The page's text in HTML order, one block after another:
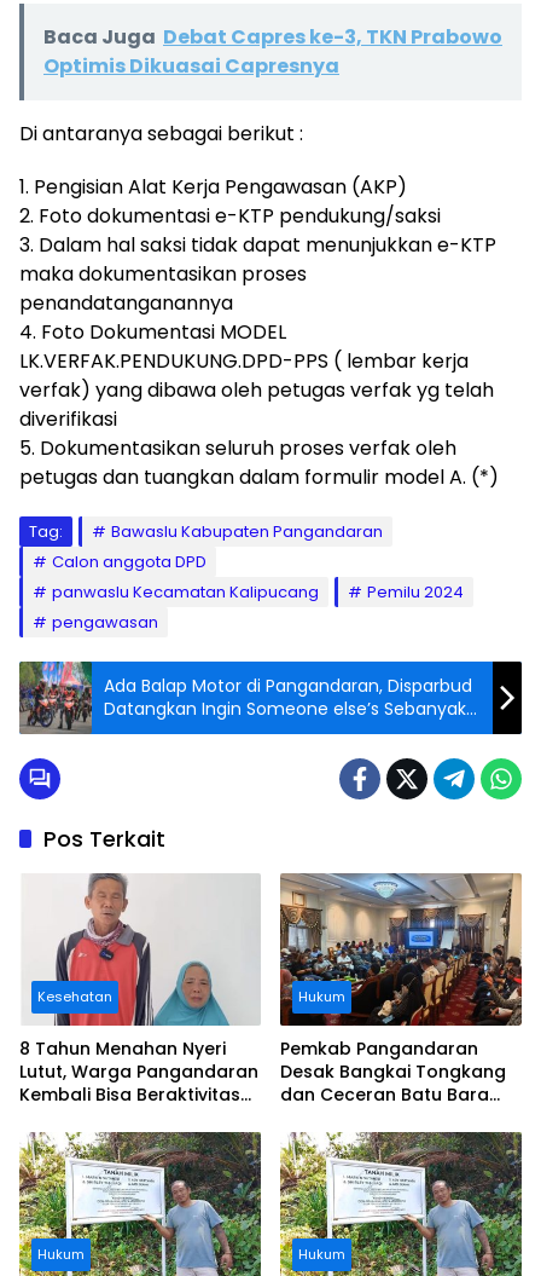
Baca Juga Debat Capres ke-3, TKN Prabowo
Optimis Dikuasai Capresnya
Di antaranya sebagai berikut :
1. Pengisian Alat Kerja Pengawasan (AKP)
2. Foto dokumentasi e-KTP pendukung/saksi
3. Dalam hal saksi tidak dapat menunjukkan e-KTP
maka dokumentasikan proses
penandatanganannya
4. Foto Dokumentasi MODEL
LK.VERFAK.PENDUKUNG.DPD-PPS ( lembar kerja
verfak) yang dibawa oleh petugas verfak yg telah
diverifikasi
5. Dokumentasikan seluruh proses verfak oleh
petugas dan tuangkan dalam formulir model A. (*)
Tag:
Bawaslu Kabupaten Pangandaran
Calon anggota DPD
panwaslu Kecamatan Kalipucang
Pemilu 2024
pengawasan
Ada Balap Motor di Pangandaran, Disparbud
Datangkan Ingin Someone else’s Sebanyak
Banyaknya
Pos Terkait
Kesehatan
8 Tahun Menahan Nyeri
Lutut, Warga Pangandaran
Kembali Bisa Beraktivitas
Ditanggung BPJS
Hukum
Pemkab Pangandaran
Desak Bangkai Tongkang
dan Ceceran Batu Bara
Buruknya Koordinasi
Perusahaan
Hukum Hukum